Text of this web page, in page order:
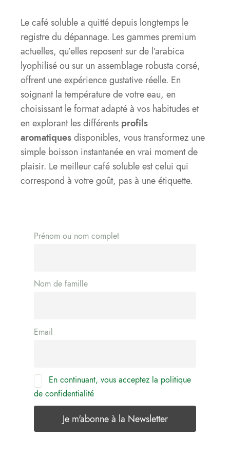
Le café soluble a quitté depuis longtemps le
registre du dépannage. Les gammes premium
actuelles, qu’elles reposent sur de l’arabica
lyophilisé ou sur un assemblage robusta corsé,
offrent une expérience gustative réelle. En
soignant la température de votre eau, en
choisissant le format adapté à vos habitudes et
en explorant les différents profils
aromatiquesdisponibles, vous transformez une
simple boisson instantanée en vrai moment de
plaisir. Le meilleur café soluble est celui qui
correspond à votre goût, pas à une étiquette.
Prénom ou nom complet
Nom de famille
Email
En continuant, vous acceptez la politique
de confidentialité